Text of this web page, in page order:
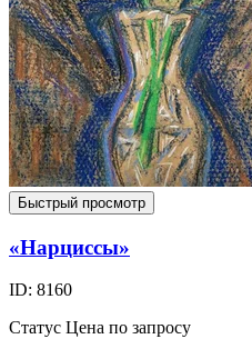
Быстрый просмотр
«Нарциссы»
ID: 8160
Статус Цена по запросу